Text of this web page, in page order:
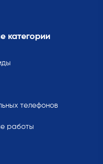
категории
телефонов
работы